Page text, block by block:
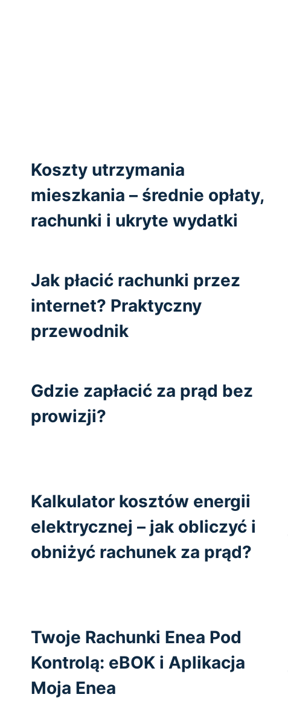
Koszty utrzymania
mieszkania – średnie opłaty,
rachunki i ukryte wydatki
Jak płacić rachunki przez
internet? Praktyczny
przewodnik
Gdzie zapłacić za prąd bez
prowizji?
Kalkulator kosztów energii
elektrycznej – jak obliczyć i
obniżyć rachunek za prąd?
Twoje Rachunki Enea Pod
Kontrolą: eBOK i Aplikacja
Moja Enea